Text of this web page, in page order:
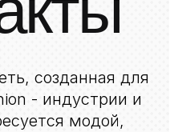
для
и